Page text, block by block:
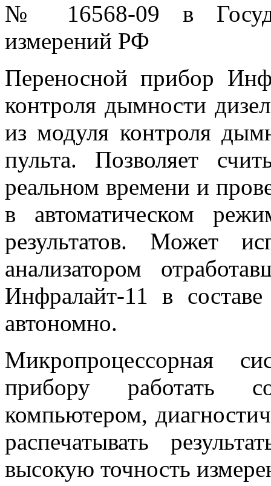
№ 16568-09 в
измерений РФ
Переносной прибор
контроля дымности
из модуля контроля
пульта. Позволяет
реальном времени и
в автоматическом
результатов. Может
анализатором
Инфралайт-11 в
автономно.
Микропроцессорная
прибору работать
компьютером,
распечатывать
высокую точность